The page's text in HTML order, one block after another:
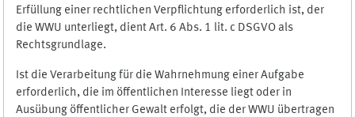
Erfüllung einer rechtlichen Verpflichtung erforderlich ist, der
die WWU unterliegt, dient Art. 6 Abs. 1 lit. c DSGVO als
Rechtsgrundlage.
Ist die Verarbeitung für die Wahrnehmung einer Aufgabe
erforderlich, die im öffentlichen Interesse liegt oder in
Ausübung öffentlicher Gewalt erfolgt, die der WWU übertragen